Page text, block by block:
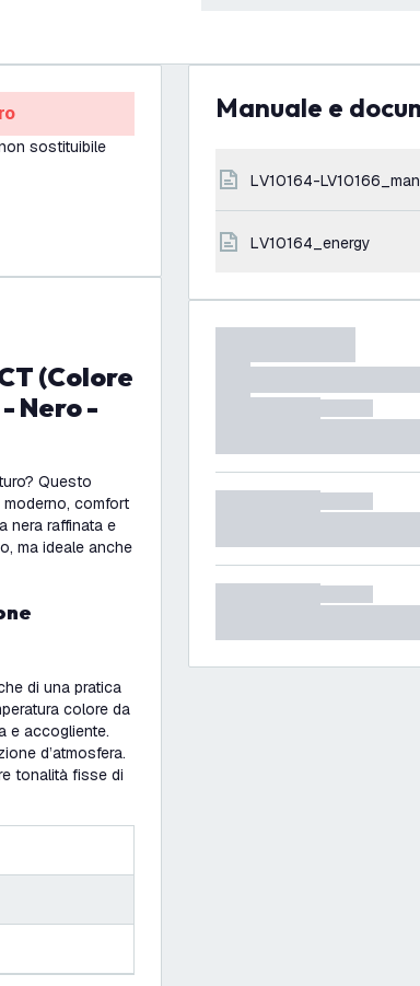
sostituibile
Nero -
Questo
comfort
nera raffinata e
ma ideale anche
di una pratica
colore da
e accogliente.
d’atmosfera.
tonalità fisse di
Manuale e
LV10164-
LV10164_energy